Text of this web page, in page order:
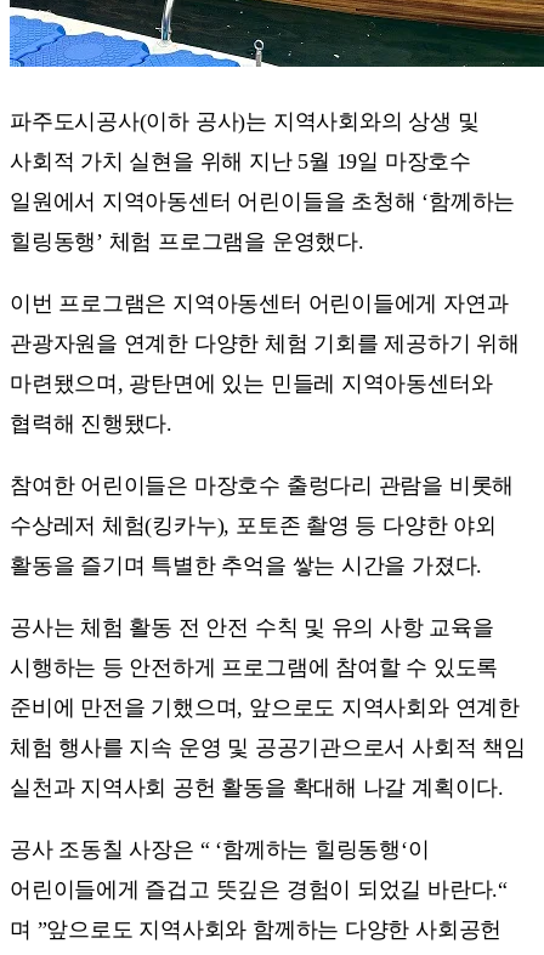
파주도시공사(이하 공사)는 지역사회와의 상생 및
사회적 가치 실현을 위해 지난 5월 19일 마장호수
일원에서 지역아동센터 어린이들을 초청해 ‘함께하는
힐링동행’ 체험 프로그램을 운영했다.
이번 프로그램은 지역아동센터 어린이들에게 자연과
관광자원을 연계한 다양한 체험 기회를 제공하기 위해
마련됐으며, 광탄면에 있는 민들레 지역아동센터와
협력해 진행됐다.
참여한 어린이들은 마장호수 출렁다리 관람을 비롯해
수상레저 체험(킹카누), 포토존 촬영 등 다양한 야외
활동을 즐기며 특별한 추억을 쌓는 시간을 가졌다.
공사는 체험 활동 전 안전 수칙 및 유의 사항 교육을
시행하는 등 안전하게 프로그램에 참여할 수 있도록
준비에 만전을 기했으며, 앞으로도 지역사회와 연계한
체험 행사를 지속 운영 및 공공기관으로서 사회적 책임
실천과 지역사회 공헌 활동을 확대해 나갈 계획이다.
공사 조동칠 사장은 “ ‘함께하는 힐링동행‘이
어린이들에게 즐겁고 뜻깊은 경험이 되었길 바란다.“
며 ”앞으로도 지역사회와 함께하는 다양한 사회공헌